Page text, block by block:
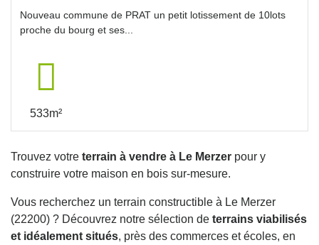
Nouveau commune de PRAT un petit lotissement de 10lots
proche du bourg et ses...
533m²
Trouvez votre terrain à vendre à Le Merzer pour y
construire votre maison en bois sur-mesure.
Vous recherchez un terrain constructible à Le Merzer
(22200) ? Découvrez notre sélection de terrains viabilisés
et idéalement situés, près des commerces et écoles, en